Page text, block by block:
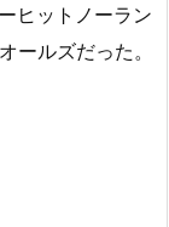
ヒットノーラン
ールズだった。